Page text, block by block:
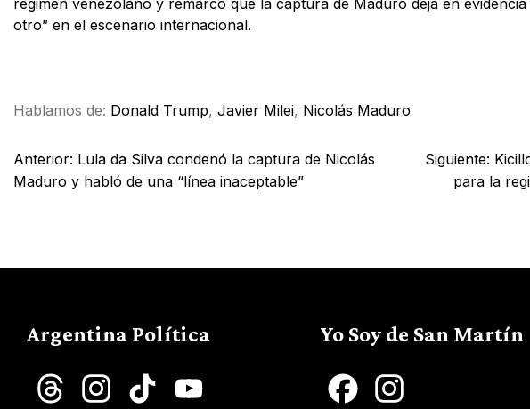
régimen venezolano y remarcó que la captura de Maduro deja en
otro” en el escenario internacional.
Hablamos de: Donald Trump, Javier Milei, Nicolás Maduro
Anterior: Lula da Silva condenó la captura de Nicolás
Maduro y habló de una “línea inaceptable”
Siguiente:
para la
Argentina Política
Threads InstagramTikTok
Yo Soy de San Martín
Facebook